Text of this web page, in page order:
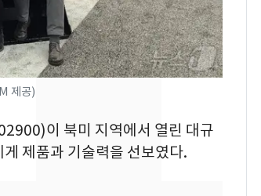
제공)
이 북미 지역에서 열린 대규
제품과 기술력을 선보였다.
8
전남광주 화정역 인근서
교통사고로 40대 심정
지…6명 부상
들 10여명 대상 '성 접
대' 의혹…월드컵·올림
픽 예선 등